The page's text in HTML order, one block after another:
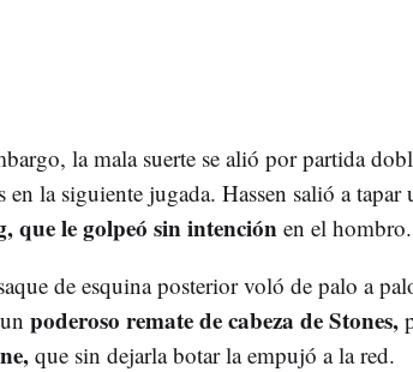
la mala suerte se alió por partida
en la siguiente jugada. Hassen salió a
que le golpeó sin intención en el hombro.
de esquina posterior voló de palo a
poderoso remate de cabeza de Stones,
que sin dejarla botar la empujó a la red.